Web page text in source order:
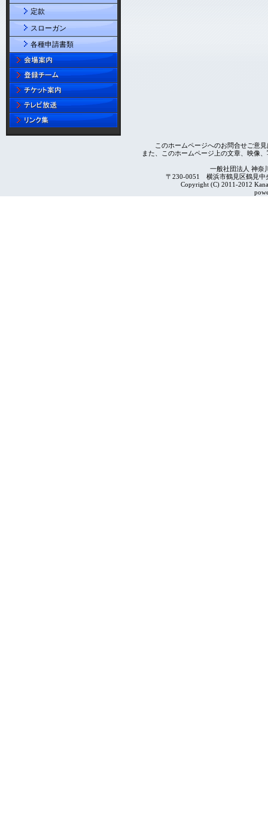
定款
スローガン
各種申請書類
このホームページへのお問合せご意
また、このホームページ上の文章、映像
一般社団法人 神奈
〒230-0051 横浜市鶴見区鶴見
Copyright (C) 2011-2012